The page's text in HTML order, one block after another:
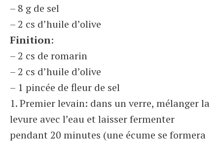
– 8 g de sel
– 2 cs d’huile d’olive
Finition:
– 2 cs de romarin
– 2 cs d’huile d’olive
– 1 pincée de fleur de sel
1. Premier levain: dans un verre, mélanger la
levure avec l’eau et laisser fermenter
pendant 20 minutes (une écume se formera